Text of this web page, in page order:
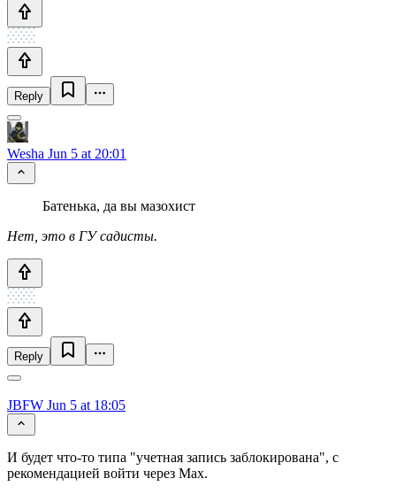
Reply
Wesha Jun 5 at 20:01
Батенька, да вы мазохист
Нет, это в ГУ садисты.
Reply
JBFW Jun 5 at 18:05
И будет что-то типа "учетная запись заблокирована", с
рекомендацией войти через Мах.